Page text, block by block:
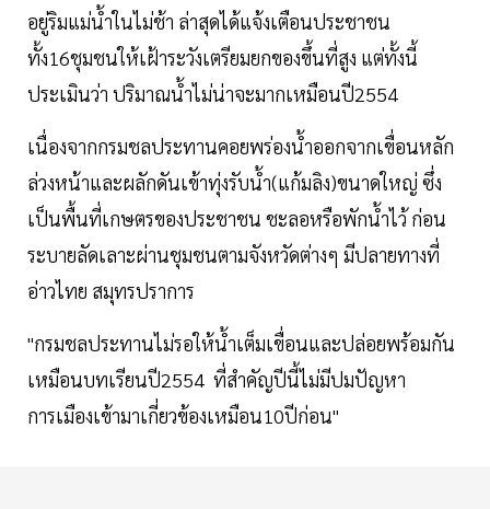
อยู่ริมแม่น้ำในไม่ช้า ล่าสุดได้แจ้งเตือนประชาชน
ทั้ง16ชุมชนให้เฝ้าระวังเตรียมยกของขึ้นที่สูง แต่ทั้งนี้
ประเมินว่า ปริมาณน้ำไม่น่าจะมากเหมือนปี2554
เนื่องจากกรมชลประทานคอยพร่องน้ำออกจากเขื่อนหลัก
ล่วงหน้าและผลักดันเข้าทุ่งรับน้ำ(แก้มลิง)ขนาดใหญ่ ซึ่ง
เป็นพื้นที่เกษตรของประชาชน ชะลอหรือพักน้ำไว้ ก่อน
ระบายลัดเลาะผ่านชุมชนตามจังหวัดต่างๆ มีปลายทางที่
อ่าวไทย สมุทรปราการ
"กรมชลประทานไม่รอให้น้ำเต็มเขื่อนและปล่อยพร้อมกัน
เหมือนบทเรียนปี2554 ที่สำคัญปีนี้ไม่มีปมปัญหา
การเมืองเข้ามาเกี่ยวข้องเหมือน10ปีก่อน"